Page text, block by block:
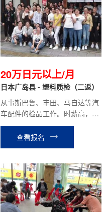
20万日元以上/月
日本广岛县 - 塑料质检（二返）
从事斯巴鲁、丰田、马自达等汽
车配件的检品工作。时薪高，
1100日元/时。
查看报名